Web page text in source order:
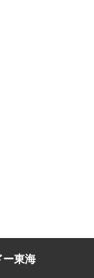
ー東海